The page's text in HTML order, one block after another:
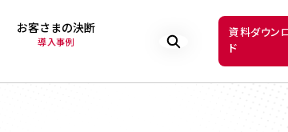
お客さまの決断
導入事例
資料ダウン
ド